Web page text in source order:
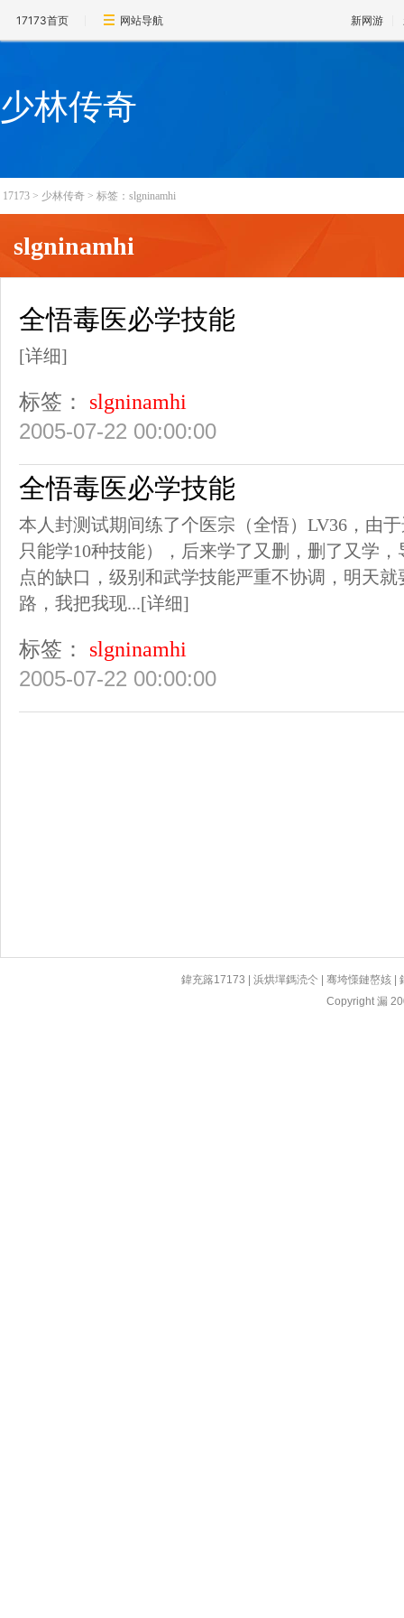
17173首页 网站导航 新网游
少林传奇
17173 > 少林传奇 > 标签：slgninamhi
slgninamhi
全悟毒医必学技能
[详细]
标签：
slgninamhi
2005-07-22 00:00:00
全悟毒医必学技能
本人封测试期间练了个医宗（全悟）LV36，由
只能学10种技能），后来学了又删，删了又学
点的缺口，级别和武学技能严重不协调，明天
路，我把我现...[详细]
标签：
slgninamhi
2005-07-22 00:00:00
鍏充簬17173 |浜烘墠鎷涜仒 |骞垮憡鏈嶅姟 |
Copyright 漏